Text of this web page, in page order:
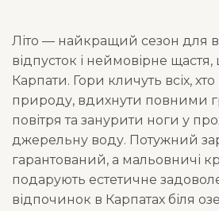
Літо — найкращий сезон для
відпусток і неймовірне щастя,
Карпати. Гори кличуть всіх, хто
природу, вдихнути повними
повітря та занурити ноги у
джерельну воду. Потужний
гарантований, а мальовничі
подарують естетичне
відпочинок в Карпатах біля